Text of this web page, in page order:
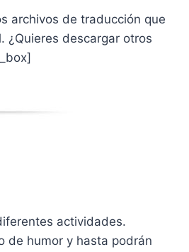
archivos de traducción que
¿Quieres descargar otros
actividades.
de humor y hasta podrán